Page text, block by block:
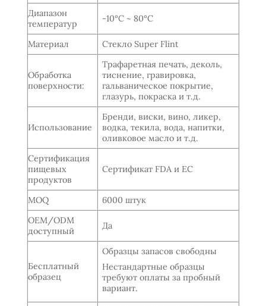
Диапазон
температур
-10°C ~ 80°C
Материал Стекло Super Flint
Обработка
поверхности:
Трафаретная печать, деколь,
тиснение, гравировка,
гальваническое покрытие,
глазурь, покраска и т.д.
Использование
Бренди, виски, вино, ликер,
водка, текила, вода, напитки,
оливковое масло и т.д.
Сертификация
пищевых
продуктов
Сертификат FDA и ЕС
MOQ
6000 штук
OEM/ODM
доступный
Да
Бесплатный
образец
Образцы запасов свободны
Нестандартные образцы
требуют оплаты за пробный
вариант.